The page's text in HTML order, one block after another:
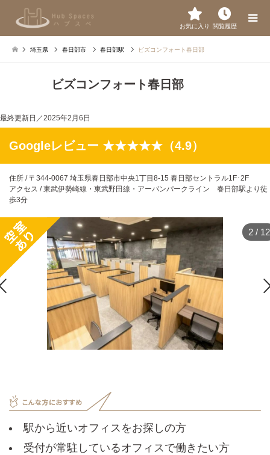
お気に入り 閲覧履歴
埼玉県 春日部市 春日部駅 ビズコンフォート春日部
ビズコンフォート春日部
最終更新日／2025年2月6日
Googleレビュー ★★★★★（4.9）
住所 / 〒344-0067 埼玉県春日部市中央1丁目8-15 春日部セントラル1F･2F
アクセス / 東武伊勢崎線・東武野田線・アーバンパークライン 春日部駅より徒
歩3分
2 / 12
駅から近いオフィスをお探しの方
受付が常駐しているオフィスで働きたい方